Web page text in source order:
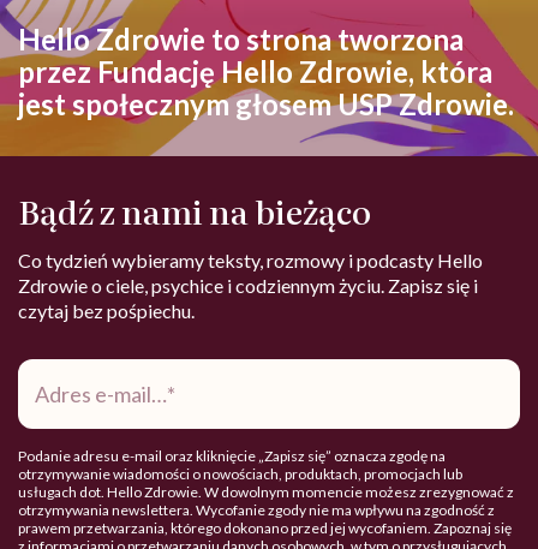
Hello Zdrowie to strona tworzona
przez Fundację Hello Zdrowie, która
jest społecznym głosem USP Zdrowie.
Bądź z nami na bieżąco
Co tydzień wybieramy teksty, rozmowy i podcasty Hello
Zdrowie o ciele, psychice i codziennym życiu. Zapisz się i
czytaj bez pośpiechu.
Adres
mail*
Podanie adresu e-mail oraz kliknięcie „Zapisz się” oznacza zgodę na
otrzymywanie wiadomości o nowościach, produktach, promocjach lub
usługach dot. Hello Zdrowie. W dowolnym momencie możesz zrezygnować z
otrzymywania newslettera. Wycofanie zgody nie ma wpływu na zgodność z
prawem przetwarzania, którego dokonano przed jej wycofaniem. Zapoznaj się